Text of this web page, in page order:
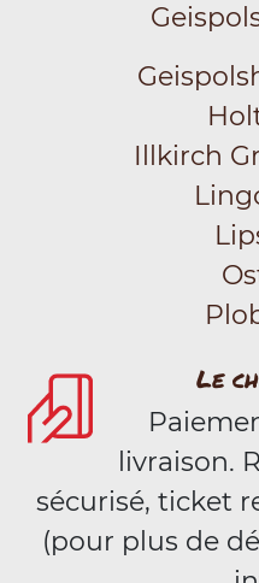
Illkirch
Le
livraison.
sécurisé, ticket
(pour plus de